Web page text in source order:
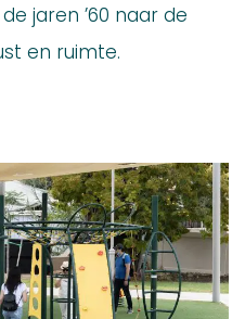
jaren ’60 naar de
en ruimte.